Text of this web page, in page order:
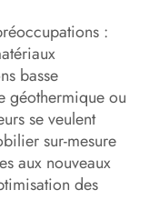
:
basse
géothermique ou
se veulent
sur-mesure
aux nouveaux
des